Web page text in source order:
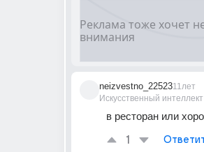
neizvestno_22523
Искусственный интеллект
11лет
в ресторан или
1